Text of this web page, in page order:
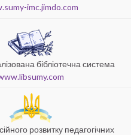
imc.jimdo.com
бібліотечна система
розвитку педагогічних